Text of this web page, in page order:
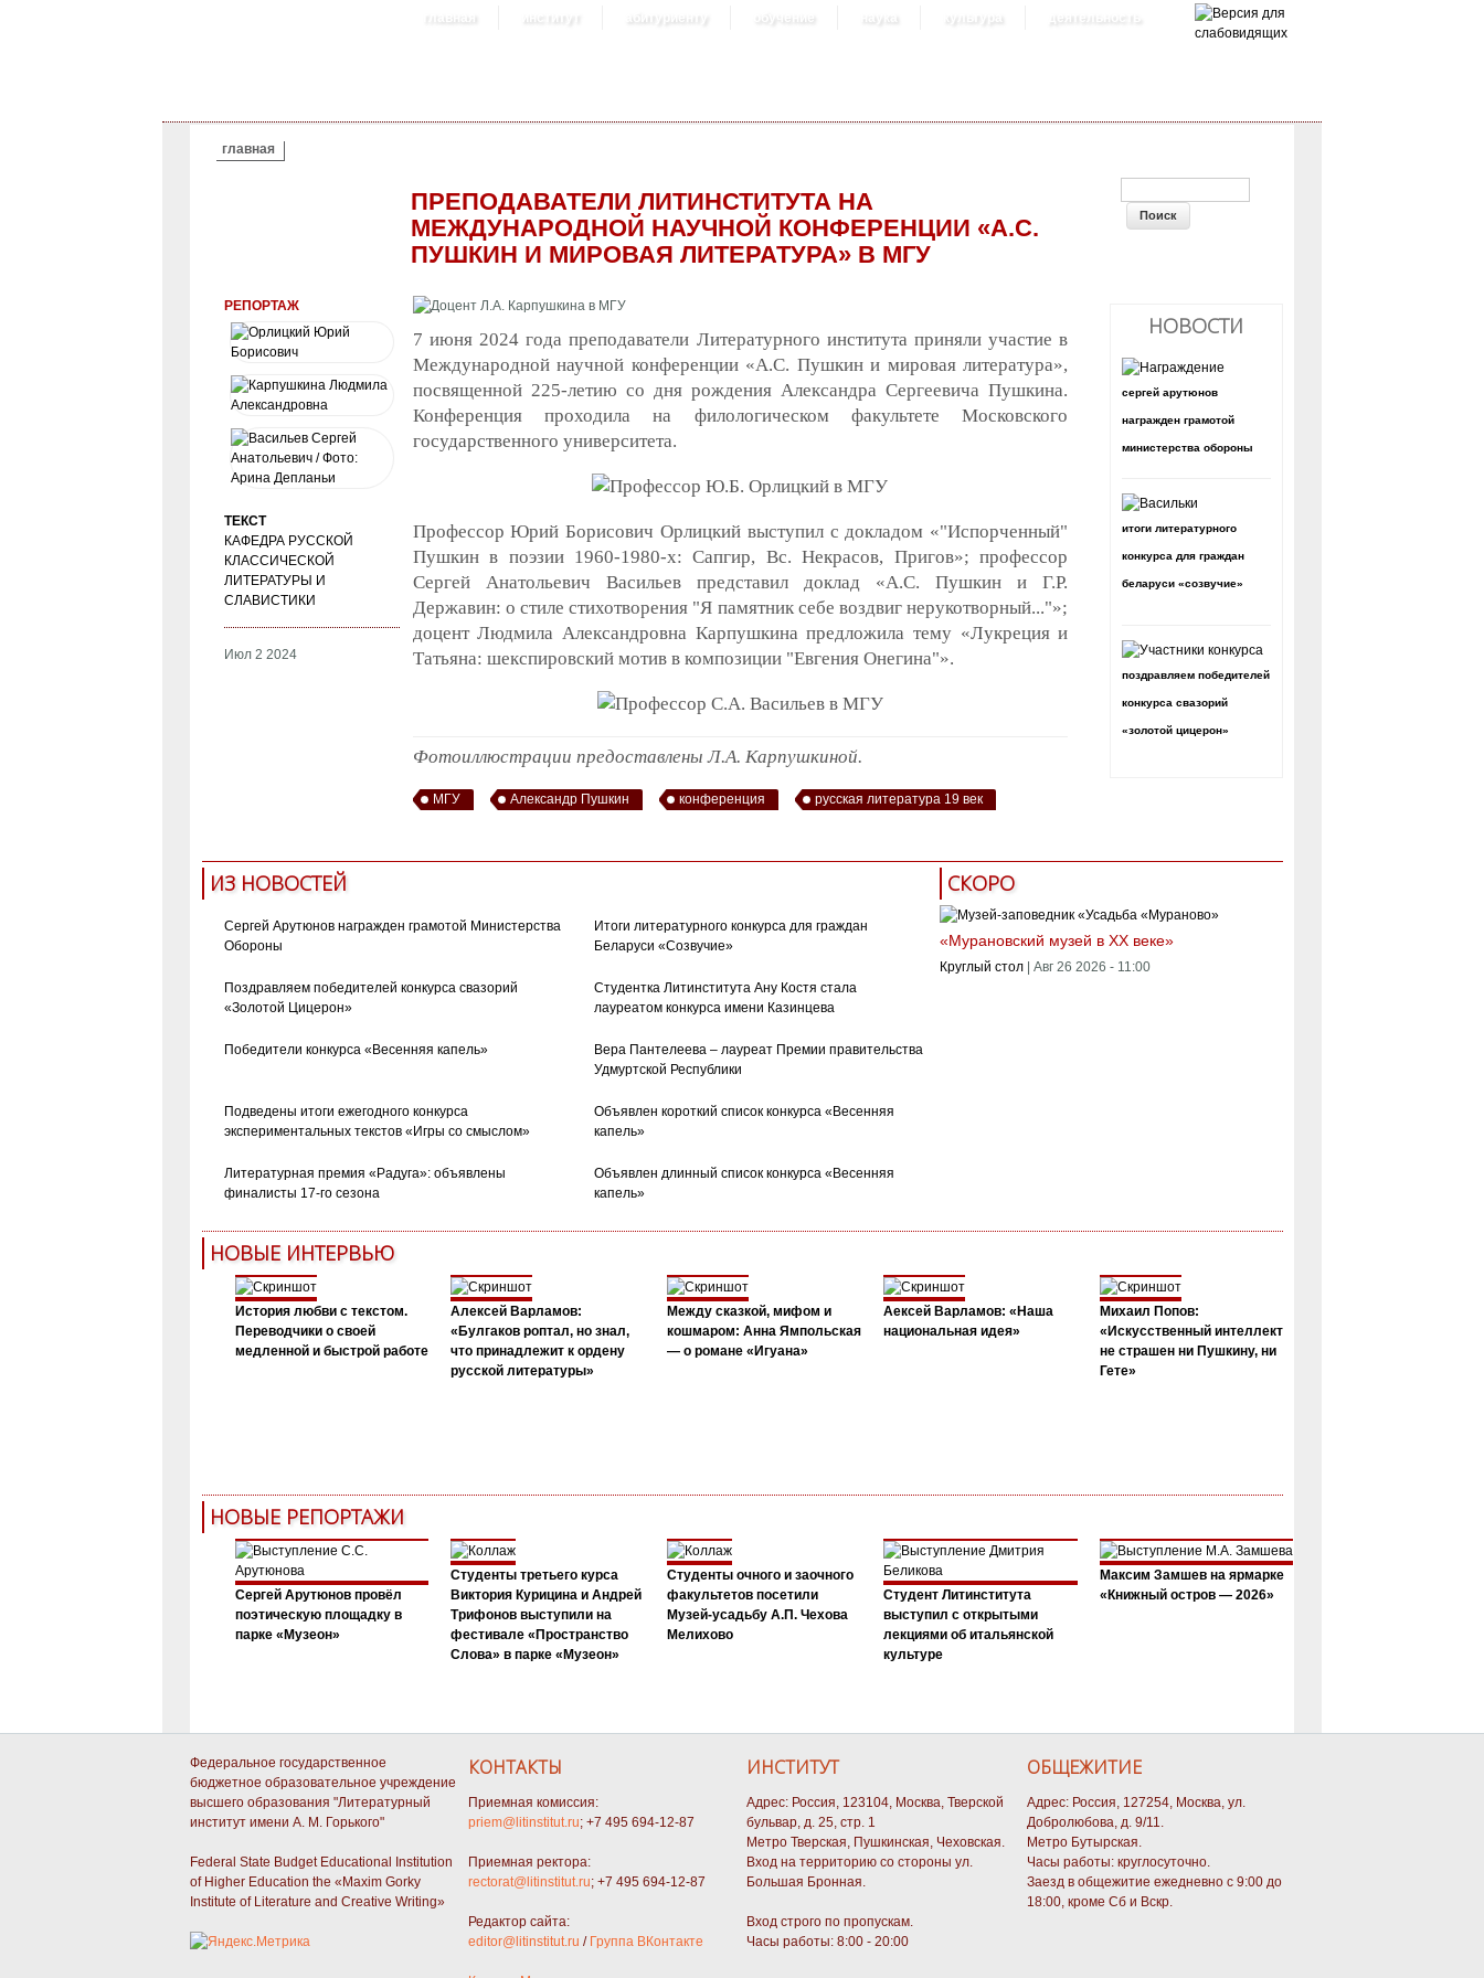
главная институт абитуриенту обучение наука культура деятельность
ВЫ ЗДЕСЬ
главная
ПРЕПОДАВАТЕЛИ ЛИТИНСТИТУТА НА
МЕЖДУНАРОДНОЙ НАУЧНОЙ КОНФЕРЕНЦИИ «А.С.
ПУШКИН И МИРОВАЯ ЛИТЕРАТУРА» В МГУ
РЕПОРТАЖ
ТЕКСТ
КАФЕДРА РУССКОЙ
КЛАССИЧЕСКОЙ
ЛИТЕРАТУРЫ И
СЛАВИСТИКИ
Июл 2 2024
7 июня 2024 года преподаватели Литературного института приняли участие в
Международной научной конференции «А.С. Пушкин и мировая литература»,
посвященной 225-летию со дня рождения Александра Сергеевича Пушкина.
Конференция проходила на филологическом факультете Московского
государственного университета.
Профессор Юрий Борисович Орлицкий выступил с докладом «"Испорченный"
Пушкин в поэзии 1960-1980-х: Сапгир, Вс. Некрасов, Пригов»; профессор
Сергей Анатольевич Васильев представил доклад «А.С. Пушкин и Г.Р.
Державин: о стиле стихотворения "Я памятник себе воздвиг нерукотворный..."»;
доцент Людмила Александровна Карпушкина предложила тему «Лукреция и
Татьяна: шекспировский мотив в композиции "Евгения Онегина"».
Фотоиллюстрации предоставлены Л.А. Карпушкиной.
МГУ Александр Пушкин конференция русская литература 19 век
ФОРМА ПОИСКА
НОВОСТИ
сергей арутюнов
награжден грамотой
министерства обороны
итоги литературного
конкурса для граждан
беларуси «созвучие»
поздравляем победителей
конкурса свазорий
«золотой цицерон»
ИЗ НОВОСТЕЙ
Сергей Арутюнов награжден грамотой Министерства
Обороны
Итоги литературного конкурса для граждан
Беларуси «Созвучие»
Поздравляем победителей конкурса свазорий
«Золотой Цицерон»
Студентка Литинститута Ану Костя стала
лауреатом конкурса имени Казинцева
Победители конкурса «Весенняя капель»
Вера Пантелеева – лауреат Премии правительства
Удмуртской Республики
Подведены итоги ежегодного конкурса
экспериментальных текстов «Игры со смыслом»
Объявлен короткий список конкурса «Весенняя
капель»
Литературная премия «Радуга»: объявлены
финалисты 17-го сезона
Объявлен длинный список конкурса «Весенняя
капель»
СКОРО
«Мурановский музей в XX веке»
Круглый стол Авг 26 2026 - 11:00
НОВЫЕ ИНТЕРВЬЮ
История любви с текстом.
Переводчики о своей
медленной и быстрой работе
Алексей Варламов:
«Булгаков роптал, но знал,
что принадлежит к ордену
русской литературы»
Между сказкой, мифом и
кошмаром: Анна Ямпольская
— о романе «Игуана»
Аексей Варламов: «Наша
национальная идея»
Михаил Попов:
«Искусственный интеллект
не страшен ни Пушкину, ни
Гете»
НОВЫЕ РЕПОРТАЖИ
Сергей Арутюнов провёл
поэтическую площадку в
парке «Музеон»
Студенты третьего курса
Виктория Курицина и Андрей
Трифонов выступили на
фестивале «Пространство
Слова» в парке «Музеон»
Студенты очного и заочного
факультетов посетили
Музей-усадьбу А.П. Чехова
Мелихово
Студент Литинститута
выступил с открытыми
лекциями об итальянской
культуре
Максим Замшев на ярмарке
«Книжный остров — 2026»
Федеральное государственное
бюджетное образовательное учреждение
высшего образования "Литературный
институт имени А. М. Горького"
Federal State Budget Educational Institution
of Higher Education the «Maxim Gorky
Institute of Literature and Creative Writing»
КОНТАКТЫ
Приемная комиссия:
priem@litinstitut.ru; +7 495 694-12-87
Приемная ректора:
rectorat@litinstitut.ru; +7 495 694-12-87
Редактор сайта:
editor@litinstitut.ru / Группа ВКонтакте
ИНСТИТУТ
Адрес: Россия, 123104, Москва, Тверской
бульвар, д. 25, стр. 1
Метро Тверская, Пушкинская, Чеховская.
Вход на территорию со стороны ул.
Большая Бронная.
Вход строго по пропускам.
Часы работы: 8:00 - 20:00
ОБЩЕЖИТИЕ
Адрес: Россия, 127254, Москва, ул.
Добролюбова, д. 9/11.
Метро Бутырская.
Часы работы: круглосуточно.
Заезд в общежитие ежедневно с 9:00 до
18:00, кроме Сб и Вскр.